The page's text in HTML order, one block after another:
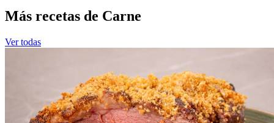
Más recetas de Carne
Ver todas